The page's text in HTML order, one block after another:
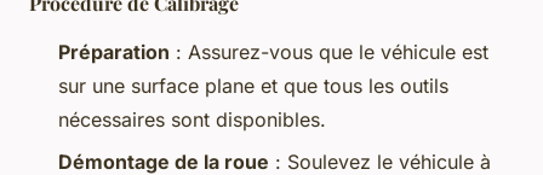
Préparation : Assurez-vous que le véhicule est
sur une surface plane et que tous les outils
nécessaires sont disponibles.
Démontage de la roue : Soulevez le véhicule à